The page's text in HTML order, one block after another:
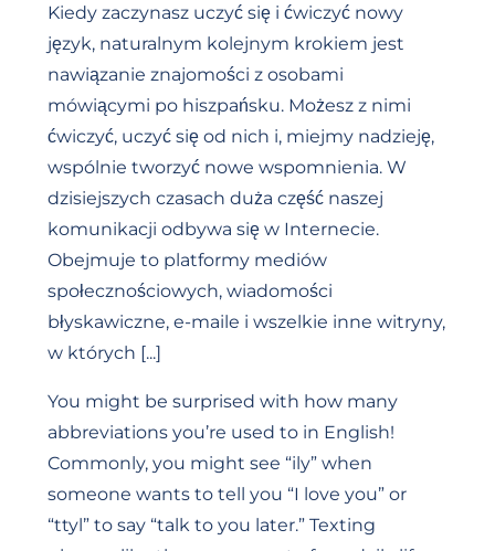
Kiedy zaczynasz uczyć się i ćwiczyć nowy
język, naturalnym kolejnym krokiem jest
nawiązanie znajomości z osobami
mówiącymi po hiszpańsku. Możesz z nimi
ćwiczyć, uczyć się od nich i, miejmy nadzieję,
wspólnie tworzyć nowe wspomnienia. W
dzisiejszych czasach duża część naszej
komunikacji odbywa się w Internecie.
Obejmuje to platformy mediów
społecznościowych, wiadomości
błyskawiczne, e-maile i wszelkie inne witryny,
w których [...]
You might be surprised with how many
abbreviations you’re used to in English!
Commonly, you might see “ily” when
someone wants to tell you “I love you” or
“ttyl” to say “talk to you later.” Texting